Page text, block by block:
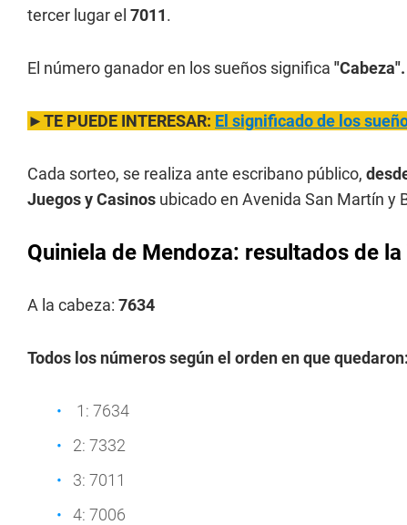
tercer lugar el 7011.
El número ganador en los sueños significa "Cabeza".
►TE PUEDE INTERESAR: El significado de los
Cada sorteo, se realiza ante escribano público,
Juegos y Casinos ubicado en Avenida San Martín y
Quiniela de Mendoza: resultados de
A la cabeza: 7634
Todos los números según el orden en que quedaron:
1: 7634
2: 7332
3: 7011
4: 7006